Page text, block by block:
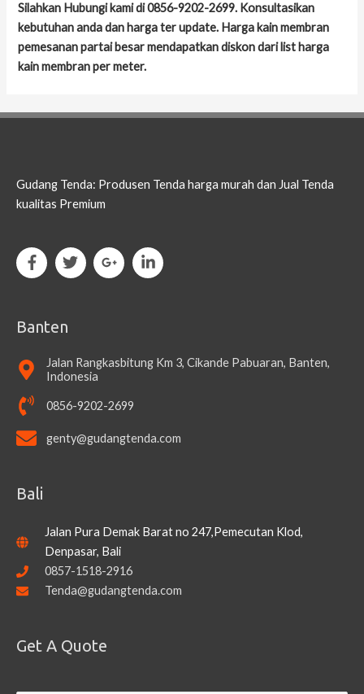
Silahkan Hubungi kami di0856-9202-2699. Konsultasikan
kebutuhan anda dan harga ter update. Harga kain membran
pemesanan partai besar mendapatkan diskon dari list harga
kain membran per meter.
Gudang Tenda: Produsen Tenda harga murah dan Jual Tenda
kualitas Premium
Banten
Jalan Rangkasbitung Km 3, Cikande Pabuaran, Banten,
Indonesia
0856-9202-2699
genty@gudangtenda.com
Bali
Jalan Pura Demak Barat no 247,Pemecutan Klod,
Denpasar, Bali
0857-1518-2916
Tenda@gudangtenda.com
Get A Quote